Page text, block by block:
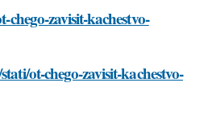
zavisit-kachestvo-
ot-chego-zavisit-kachestvo-